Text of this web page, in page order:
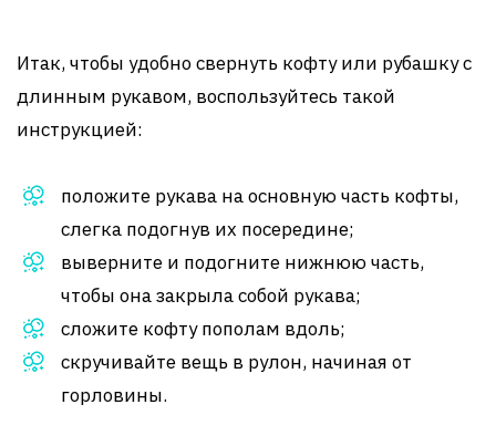
Итак, чтобы удобно свернуть кофту или рубашку с
длинным рукавом, воспользуйтесь такой
инструкцией:
положите рукава на основную часть кофты,
слегка подогнув их посередине;
выверните и подогните нижнюю часть,
чтобы она закрыла собой рукава;
сложите кофту пополам вдоль;
скручивайте вещь в рулон, начиная от
горловины.